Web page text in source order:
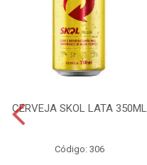
CERVEJA SKOL LATA 350ML
Código: 306